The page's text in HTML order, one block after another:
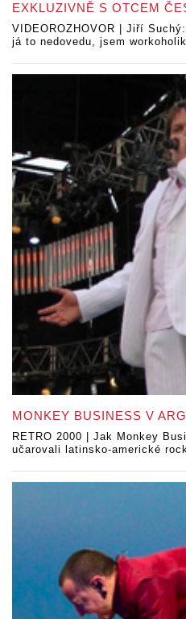
EXKLUZIVNĚ S OTCEM
VIDEOROZHOVOR | Jiří
já to nedovedu, jsem workoholik
MONKEY BUSINESS V
RETRO 2000 | Jak Monkey
učarovali latinsko-americké